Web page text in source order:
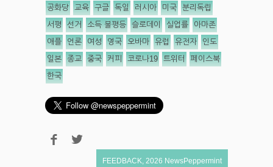
공화당 교육 구글 독일 러시아 미국 분리독립
서평 선거 소득 불평등 슬로데이 실업률 아마존
애플 언론 여성 영국 오바마 유럽 유전자 인도
일본 종교 중국 커피 코로나19 트위터 페이스북
한국
FEEDBACK 2026 NewsPeppermint